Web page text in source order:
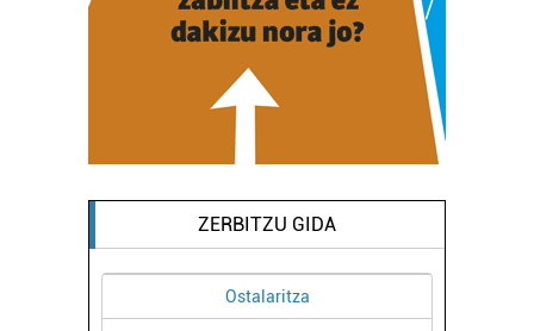
ZERBITZU GIDA
Ostalaritza